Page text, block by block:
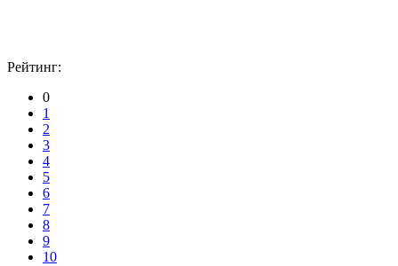
Рейтинг:
0
1
2
3
4
5
6
7
8
9
10